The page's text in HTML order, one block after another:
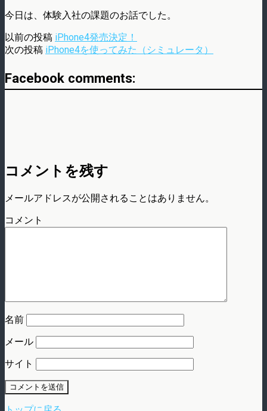
今日は、体験入社の課題のお話でした。
以前の投稿 iPhone4発売決定！
次の投稿 iPhone4を使ってみた（シミュレータ）
Facebook comments:
コメントを残す
メールアドレスが公開されることはありません。
コメント
名前
メール
サイト